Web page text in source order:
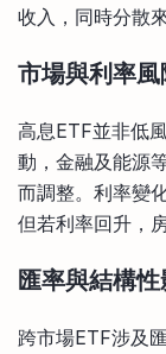
收入，同時分散
市場與利率風
高息ETF並非低
動，金融及能源
而調整。利率變
但若利率回升，
匯率與結構
跨市場ETF涉及